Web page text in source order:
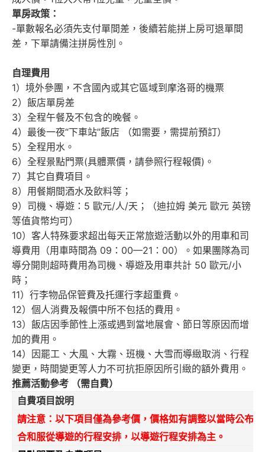
單房政策：
-單數報名必須先支付單間差，後續若能拼上房可退單間
差，下單請備注拼房性別。
自理費用
1）境外參團，不含國內或其它區域到摩洛哥的機票
2）飯店單房差
3）全程午餐及不包含的晚餐。
4）最後一夜“下車站”飯店 （如需要，需提前預訂）
5）全程用水。
6）全程景點門票(具體票價，請參照行程報價)。
7）其它自費項目。
8）用餐期間酒水及飲料等；
9）司機、導遊：5 歐元/人/天；（迪拉姆 美元 歐元 英镑
等值貨幣均可）
10）客人特殊要求超出每天正常旅遊活動以外的用車和司
導費用（用車時間為 09：00—21：00）。如果團隊為司
導分開則超時費用為司機、導遊及用車共計 50 歐元/小
時；
11）行李物品保管費及托運行李超重費。
12）個人消費及報價中所不包括的費用。
13）飯店因季節性上漲或遇到當地展會、節日等原因而增
加的費用。
14）因罷工、大風、大霧、班機、大雪而導緻取消、行程
變更，時間變更等人力不可抗拒原因所引緻的額外費用。
推薦活動參考 （需自費）
自費項目說明
請注意：以下項目僅為參考價，價格如有調整以當時公布
合和服從導遊的行程安排，以導遊行程安排為主。